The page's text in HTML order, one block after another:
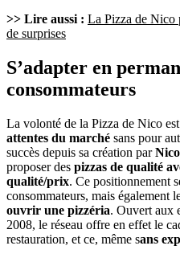
>> Lire aussi : La Pizza de Nico
de surprises
S’adapter en
consommateurs
La volonté de la Pizza de Nico
attentes du marché sans pour
succès depuis sa création par
proposer des pizzas de qualité
qualité/prix. Ce positionnement
consommateurs, mais également
ouvrir une pizzéria. Ouvert aux
2008, le réseau offre en effet le
restauration, et ce, même sans